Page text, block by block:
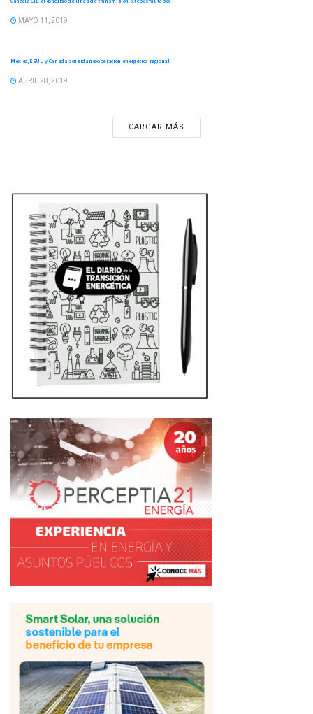
MAYO 11, 2019
México, EEUU y Canada acuerdan cooperación energética regional
ABRIL 28, 2019
CARGAR MÁS